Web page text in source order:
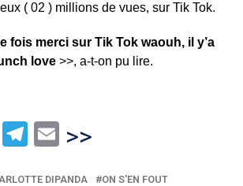
( 02 ) millions de vues, sur Tik Tok.
fois merci sur Tik Tok waouh, il y’a
love>>, a-t-on pu lire.
Telegram
Email
>>
DIPANDA
ON S'EN FOUT